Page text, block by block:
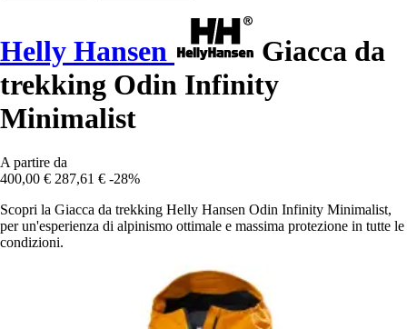
Helly Hansen
Giacca da
trekking Odin Infinity
Minimalist
A partire da
400,00 € 287,61 € -28%
Scopri la Giacca da trekking Helly Hansen Odin Infinity Minimalist,
per un'esperienza di alpinismo ottimale e massima protezione in tutte le
condizioni.